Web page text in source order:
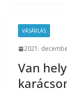
VÁSÁRLÁS
2021.
Van